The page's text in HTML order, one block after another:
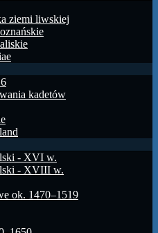
ziemi liwskiej
kadetów
- XVI w.
- XVIII w.
ok. 1470–1519